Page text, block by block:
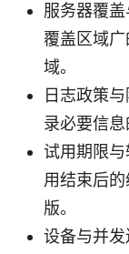
服务器覆盖
覆盖区域
域。
日志政策
录必要信息
试用期限
用结束后
版。
设备与并